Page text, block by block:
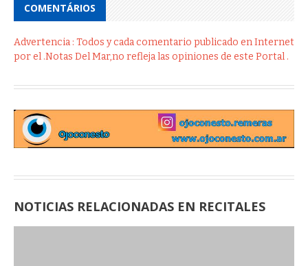
COMENTÁRIOS
Advertencia : Todos y cada comentario publicado en Internet
por el .Notas Del Mar,no refleja las opiniones de este Portal .
NOTICIAS RELACIONADAS EN RECITALES